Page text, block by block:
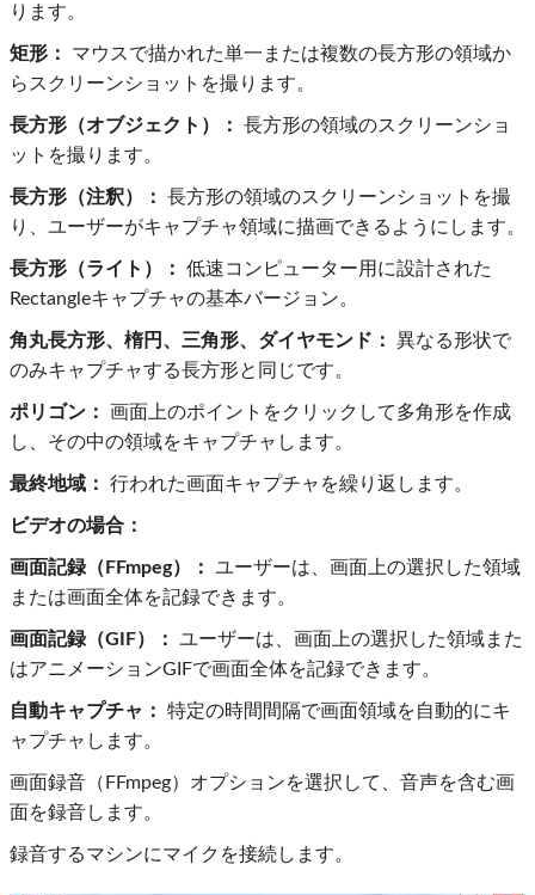
ります。
矩形： マウスで描かれた単一または複数の長方形の領域か
らスクリーンショットを撮ります。
長方形（オブジェクト）： 長方形の領域のスクリーンショ
ットを撮ります。
長方形（注釈）： 長方形の領域のスクリーンショットを撮
り、ユーザーがキャプチャ領域に描画できるようにします。
長方形（ライト）： 低速コンピューター用に設計された
Rectangleキャプチャの基本バージョン。
角丸長方形、楕円、三角形、ダイヤモンド： 異なる形状で
のみキャプチャする長方形と同じです。
ポリゴン： 画面上のポイントをクリックして多角形を作成
し、その中の領域をキャプチャします。
最終地域： 行われた画面キャプチャを繰り返します。
ビデオの場合：
画面記録（FFmpeg）： ユーザーは、画面上の選択した領域
または画面全体を記録できます。
画面記録（GIF）： ユーザーは、画面上の選択した領域また
はアニメーションGIFで画面全体を記録できます。
自動キャプチャ： 特定の時間間隔で画面領域を自動的にキ
ャプチャします。
画面録音（FFmpeg）オプションを選択して、音声を含む画
面を録音します。
録音するマシンにマイクを接続します。